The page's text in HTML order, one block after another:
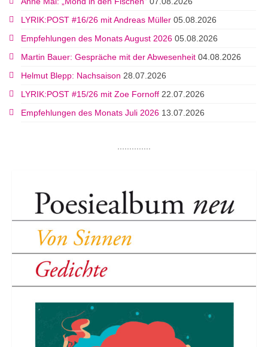
LYRIK:POST #16/26 mit Andreas Müller 05.08.2026
Empfehlungen des Monats August 2026 05.08.2026
Martin Bauer: Gespräche mit der Abwesenheit 04.08.2026
Helmut Blepp: Nachsaison 28.07.2026
LYRIK:POST #15/26 mit Zoe Fornoff 22.07.2026
Empfehlungen des Monats Juli 2026 13.07.2026